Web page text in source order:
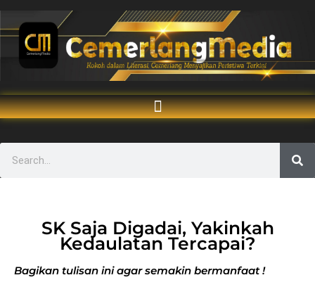
SK Saja Digadai, Yakinkah
Kedaulatan Tercapai?
Bagikan tulisan ini agar semakin bermanfaat !